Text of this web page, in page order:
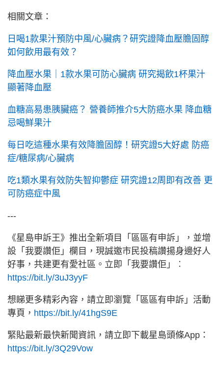
相關文章：
日喝1款果汁預防中風/心臟病？研究證降血壓膽固醇
如何飲用最有效？
降血壓水果｜1款水果可防心臟病 研究揭飲1杯果汁
顯著降血壓
血糖高易患胰臟癌？ 營養師推介5大防癌水果 降血糖
忌喝鮮果汁
每日吃這種水果有效降膽固醇！研究證5大好處 防癌
症/糖尿病/心臟病
吃1類水果有效防失智抑鬱症 研究證12周即有改善 更
可防癌症中風
---
《星島申訴王》推出全新項目「區區有申訴」，並增
設「我要讚佢」欄目，現誠邀市民投稿讚揚身邊好人
好事，共建更有愛社區。立即「我要讚佢」︰
https://bit.ly/3uJ3yyF
想睇更多精彩內容，請立即瀏覽「區區有申訴」活動
專頁， https://bit.ly/41hgS9E
緊貼最新最快新聞資訊，請立即下載星島頭條App：
https://bit.ly/3Q29Vow